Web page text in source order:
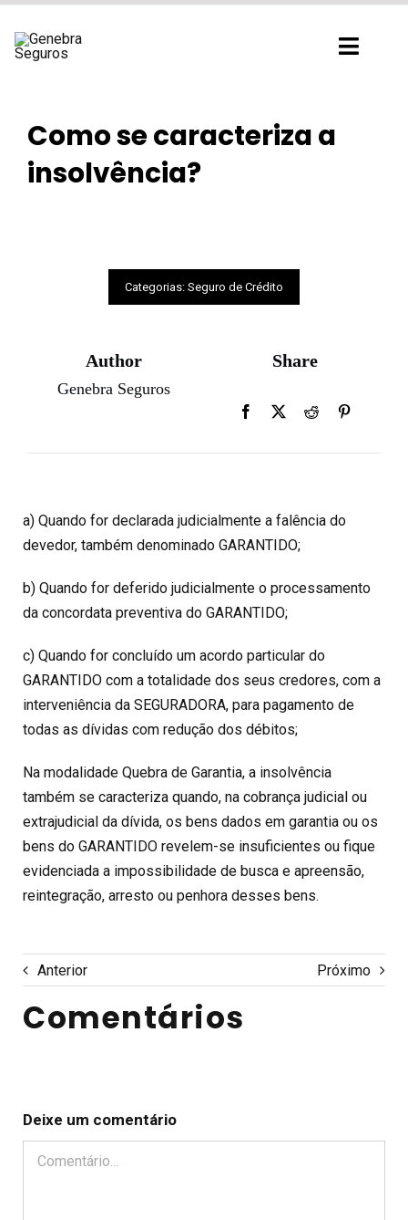
para
Como se caracteriza a
insolvência?
Categorias: Seguro de Crédito
Author
Genebra Seguros
Share
a) Quando for declarada judicialmente a falência do
devedor, também denominado GARANTIDO;
b) Quando for deferido judicialmente o processamento
da concordata preventiva do GARANTIDO;
c) Quando for concluído um acordo particular do
GARANTIDO com a totalidade dos seus credores, com a
interveniência da SEGURADORA, para pagamento de
todas as dívidas com redução dos débitos;
Na modalidade Quebra de Garantia, a insolvência
também se caracteriza quando, na cobrança judicial ou
extrajudicial da dívida, os bens dados em garantia ou os
bens do GARANTIDO revelem-se insuficientes ou fique
evidenciada a impossibilidade de busca e apreensão,
reintegração, arresto ou penhora desses bens.
Anterior Próximo
Comentários
Deixe um comentário
Comentário